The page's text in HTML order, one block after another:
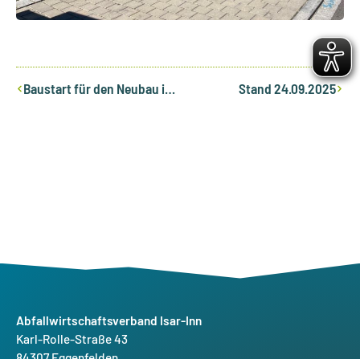
Baustart für den Neubau in Eggenfelden Stand 24.09.2025
Abfallwirtschaftsverband Isar-Inn
Karl-Rolle-Straße 43